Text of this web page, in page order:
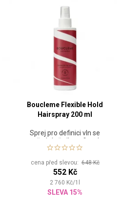
Boucleme Flexible Hold
Hairspray 200 ml
Sprej pro definici vln se
střední až silnou fixací
cena před slevou:648 Kč
552 Kč
2 760 Kč/1
SLEVA 15%